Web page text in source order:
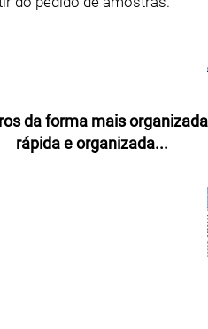
da forma mais
rápida e organizada...